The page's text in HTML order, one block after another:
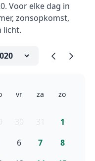
Voor elke dag in
zonsopkomst,
licht.
vr za zo
1
6 7 8